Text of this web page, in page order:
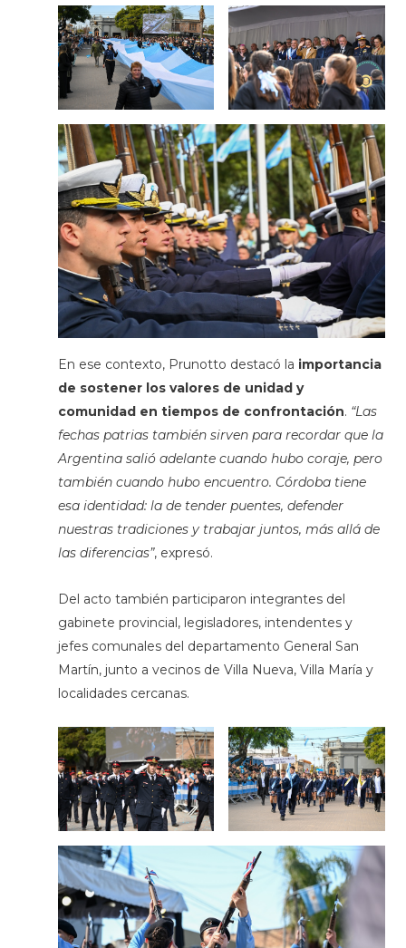
En ese contexto, Prunotto destacó la importancia
de sostener los valores de unidad y
comunidad en tiempos de confrontación. “Las
fechas patrias también sirven para recordar que la
Argentina salió adelante cuando hubo coraje, pero
también cuando hubo encuentro. Córdoba tiene
esa identidad: la de tender puentes, defender
nuestras tradiciones y trabajar juntos, más allá de
las diferencias”, expresó.
Del acto también participaron integrantes del
gabinete provincial, legisladores, intendentes y
jefes comunales del departamento General San
Martín, junto a vecinos de Villa Nueva, Villa María y
localidades cercanas.